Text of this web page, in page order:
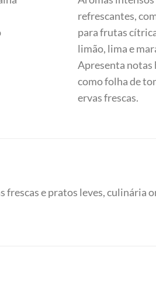
refrescantes,
para frutas
limão, lima e
Apresenta notas
como folha de
ervas frescas.
frescas e pratos leves, culinária